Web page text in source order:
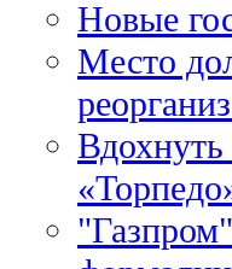
Новые
Место